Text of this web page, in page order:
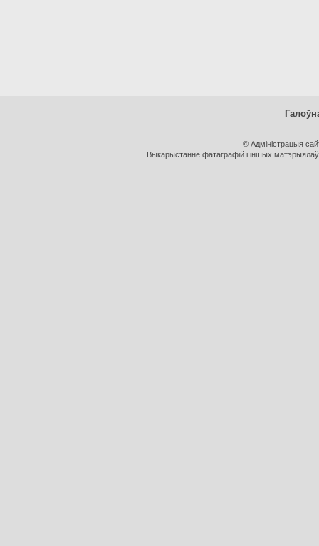
© Адміністрацыя
Выкарыстанне фатаграфій і іншых